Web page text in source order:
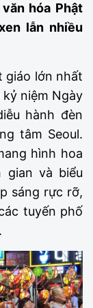
hóa Phật
lẫn nhiều
giáo lớn nhất
niệm Ngày
hành đèn
tâm Seoul.
hình hoa
gian và biểu
sáng rực rỡ,
tuyến phố